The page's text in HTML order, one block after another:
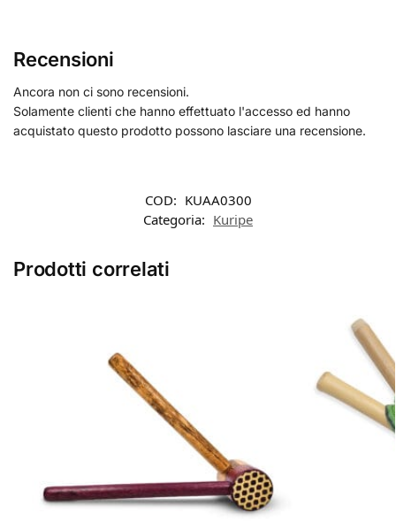
Recensioni
Ancora non ci sono recensioni.
Solamente clienti che hanno effettuato l'accesso ed hanno
acquistato questo prodotto possono lasciare una recensione.
COD: KUAA0300
Categoria: Kuripe
Prodotti correlati